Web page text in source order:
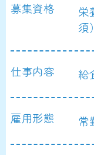
募集資格
栄
須）
仕事内容 給
雇用形態 常